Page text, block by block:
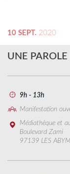
10 SEPT. 2020
UNE
9h - 13h
Manifestation
Médiathèque et
Boulevard Zami
97139 LES